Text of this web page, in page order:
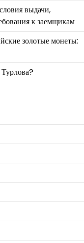
выдачи,
к заемщикам
золотые монеты: